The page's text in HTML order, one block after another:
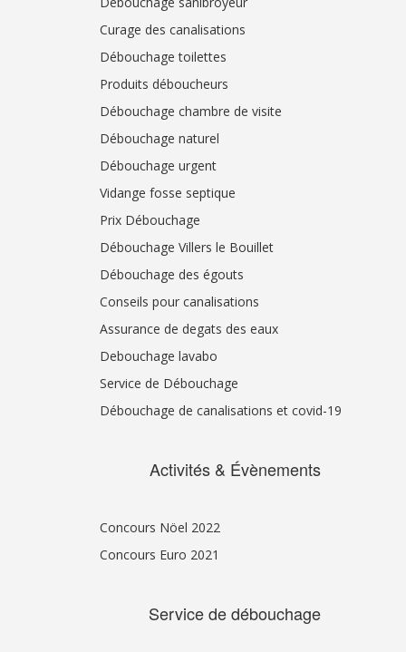
Curage des canalisations
Débouchage toilettes
Produits déboucheurs
Débouchage chambre de visite
Débouchage naturel
Débouchage urgent
Vidange fosse septique
Prix Débouchage
Débouchage Villers le Bouillet
Débouchage des égouts
Conseils pour canalisations
Assurance de degats des eaux
Debouchage lavabo
Service de Débouchage
Débouchage de canalisations et covid-19
Activités & Évènements
Concours Nöel 2022
Concours Euro 2021
Service de débouchage